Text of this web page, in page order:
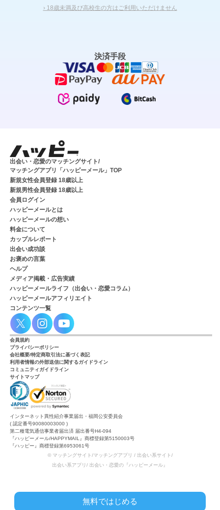
› 18歳未満及び高校生の方はご利用いただけません
決済手段
出会い・恋愛のマッチングサイト/
マッチングアプリ「ハッピーメール」TOP
新規女性会員登録 18歳以上
新規男性会員登録 18歳以上
会員ログイン
ハッピーメールとは
ハッピーメールの想い
料金について
カップルレポート
出会い成功談
お褒めの言葉
ヘルプ
メディア掲載・広告実績
ハッピーメールライフ（出会い・恋愛コラム）
ハッピーメールアフィリエイト
コンテンツ一覧
会員規約
プライバシーポリシー
会社概要/特定商取引法に基づく表記
利用者情報の外部送信に関するガイドライン
コミュニティガイドライン
サイトマップ
インターネット異性紹介事業届出・福岡公安委員会
( 認定番号90080003000 )
第二種電気通信事業者届出済 届出番号H4-094
『ハッピーメール/HAPPYMAIL』商標登録第5150003号
『ハッピー』商標登録第6953061号
© マッチングサイト/マッチングアプリ / 出会い系サイト/
出会い系アプリ/ 出会い・恋愛の『ハッピーメール』
無料ではじめる